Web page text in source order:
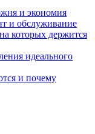
и экономия
и обслуживание
которых держится
идеального
и почему